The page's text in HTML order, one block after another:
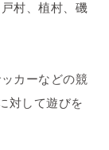
村、植村、磯
カーなどの競
対して遊びを